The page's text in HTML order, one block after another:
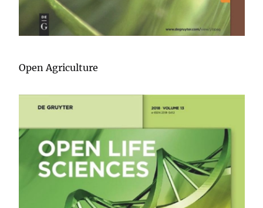
Open Agriculture